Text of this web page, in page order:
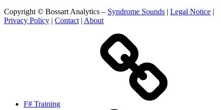
Copyright © Bossart Analytics – Syndrome Sounds | Legal Notice |
Privacy Policy | Contact | About
F# Training